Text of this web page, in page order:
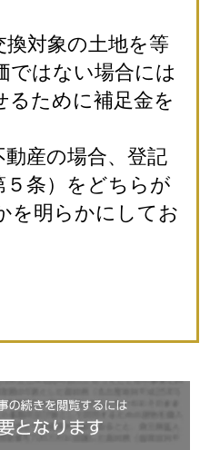
対象の土地を等
ではない場合には
るために補足金を
産の場合、登記
５条）をどちらが
を明らかにしてお